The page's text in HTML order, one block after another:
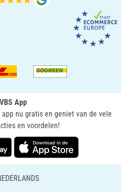
VBS App
app nu gratis en geniet van de vele
en voordelen!